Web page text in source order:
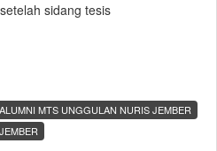
sidang tesis
ALUMNI MTS UNGGULAN NURIS JEMBER